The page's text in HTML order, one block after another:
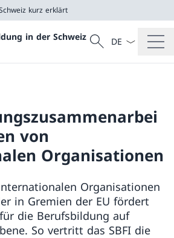
kurz erklärt
in der SchweizSuche
Suche
Sprach
von
Organisationen
Organisationen
in Gremien der EU fördert
die Berufsbildung auf
So vertritt das SBFI die